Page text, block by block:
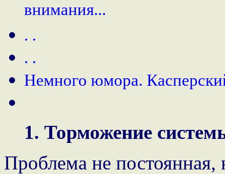
внимания...
. .
. .
Немного юмора.
1. Торможение
Проблема не